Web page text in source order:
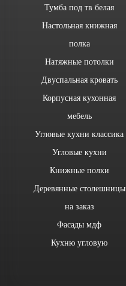
Тумба под тв белая
Настольная книжная
полка
Натяжные потолки
Двуспальная кровать
Корпусная кухонная
мебель
Угловые кухни классика
Угловые кухни
Книжные полки
Деревянные столешницы
на заказ
Фасады мдф
Кухню угловую